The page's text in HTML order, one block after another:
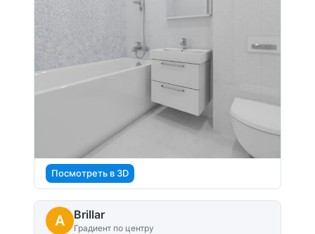
Посмотреть в 3D
A Brillar
Градиент по центру